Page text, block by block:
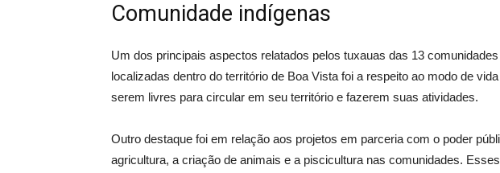
Comunidade indígenas
Um dos principais aspectos relatados pelos tuxauas das 13
localizadas dentro do território de Boa Vista foi a respeito ao modo de
serem livres para circular em seu território e fazerem suas atividades.
Outro destaque foi em relação aos projetos em parceria com o poder
agricultura, a criação de animais e a piscicultura nas comunidades.